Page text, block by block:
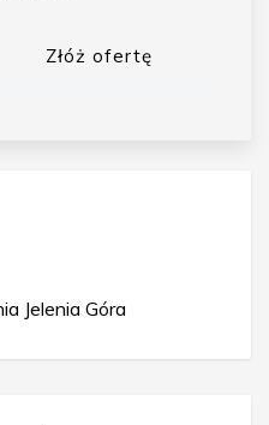
Złóż ofertę
Jelenia Góra